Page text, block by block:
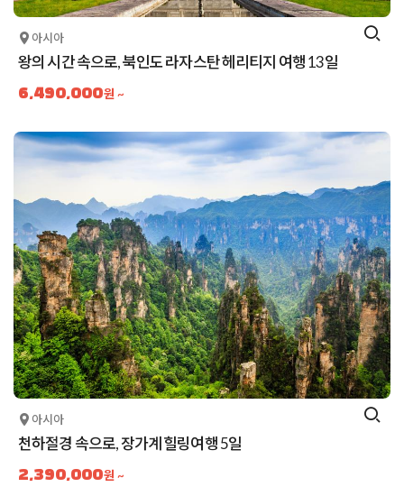
아시아
왕의 시간 속으로, 북인도 라자스탄 헤리티지 여행 13일
6,490,000원 ~
아시아
천하절경 속으로, 장가계 힐링여행 5일
2,390,000원 ~